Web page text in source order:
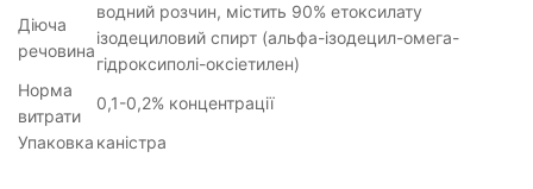
Діюча
речовина
водний розчин, містить 90% етоксилату
ізодециловий спирт (альфа-ізодецил-омега-
гідроксиполі-оксіетилен)
Норма
витрати
0,1-0,2% концентрації
Упаковка каністра